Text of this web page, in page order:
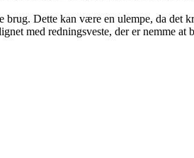
Dette kan være en ulempe, da det
med redningsveste, der er nemme at